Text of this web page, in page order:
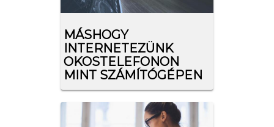
MÁSHOGY
INTERNETEZÜNK
OKOSTELEFONON
MINT SZÁMÍTÓGÉPEN